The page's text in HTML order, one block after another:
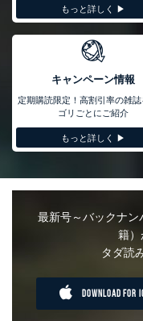
もっと詳しく ▶︎
キャンペーン情報
定期購読限定！高割引率の雑誌
ゴリごとにご紹介
もっと詳しく ▶︎
最新号～バックナ
籍）
タダ読
DOWNLOAD FOR